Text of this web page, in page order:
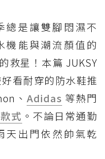
總是讓雙腳悶濕不
機能與潮流顏值的
的救星！本篇 JUKSY
看耐穿的防水鞋推
、Adidas 等熱門
式 。不論日常通勤
天出門依然帥氣乾